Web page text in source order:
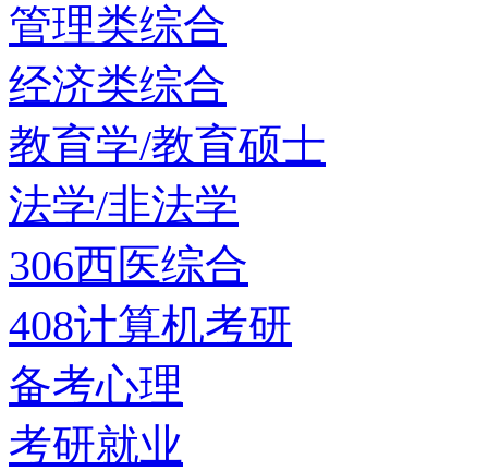
管理类综合
经济类综合
教育学/教育硕士
法学/非法学
306西医综合
408计算机考研
备考心理
考研就业